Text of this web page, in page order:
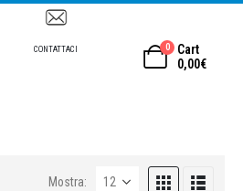
CONTATTACI 0
Cart
0,00€
Mostra: